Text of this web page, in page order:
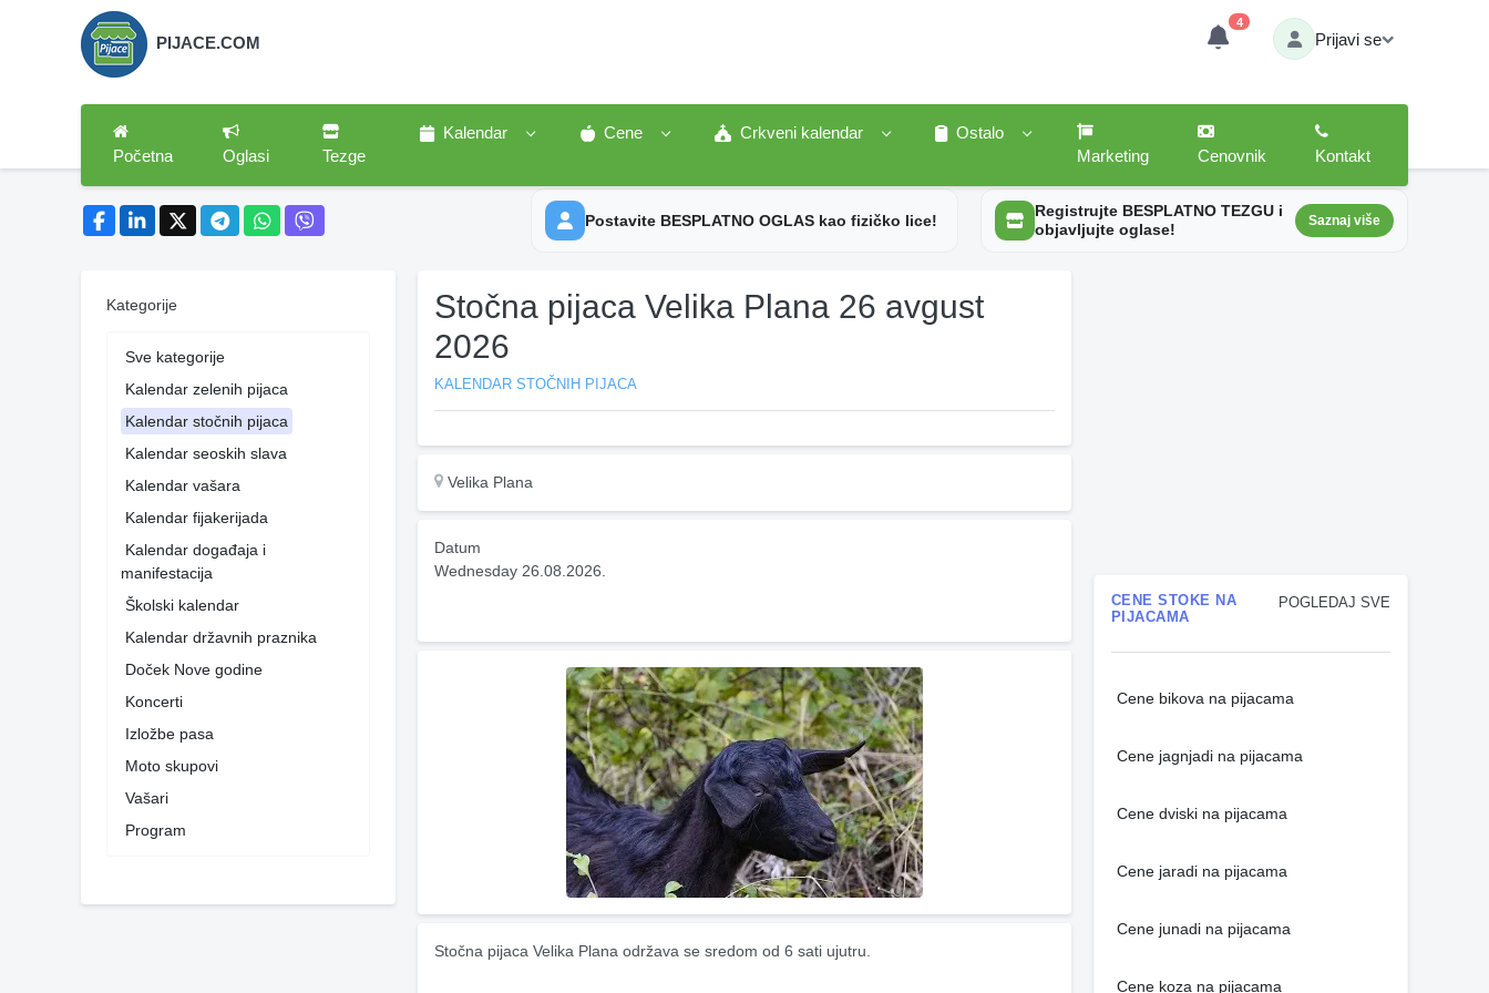
PIJACE.COM
4
Prijavi se
Početna Oglasi Tezge
Kalendar Cene Crkveni kalendar
Ostalo
Marketing
Cenovnik Kontakt
Postavite BESPLATNO OGLAS kao fizičko lice!
Registrujte BESPLATNO TEZGU i
objavljujte oglase!
Saznaj više
Kategorije
Sve kategorije
Kalendar zelenih pijaca
Kalendar stočnih pijaca
Kalendar seoskih slava
Kalendar vašara
Kalendar fijakerijada
Kalendar događaja i
manifestacija
Školski kalendar
Kalendar državnih praznika
Doček Nove godine
Koncerti
Izložbe pasa
Moto skupovi
Vašari
Program
Stočna pijaca Velika Plana 26 avgust
2026
KALENDAR STOČNIH PIJACA
Velika Plana
Datum
Wednesday 26.08.2026.
Stočna pijaca Velika Plana održava se sredom od 6 sati ujutru.
POGLEDAJ SVE
CENE STOKE NA
PIJACAMA
Cene bikova na pijacama
Cene jagnjadi na pijacama
Cene dviski na pijacama
Cene jaradi na pijacama
Cene junadi na pijacama
Cene koza na pijacama